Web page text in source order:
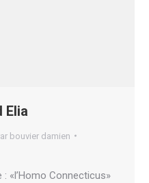
Elia
bouvier damien
«l’Homo Connecticus»